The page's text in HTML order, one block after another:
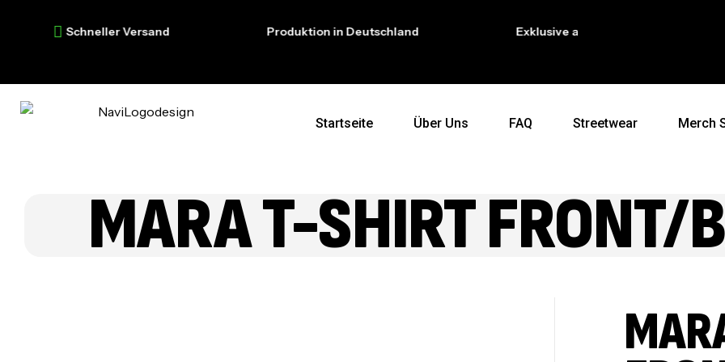
Schneller Versand Produktion in Deutschland Exklusive auf dich abgestimmt
Startseite Über Uns FAQ Streetwear Merch
MARA T-SHIRT FRONT/